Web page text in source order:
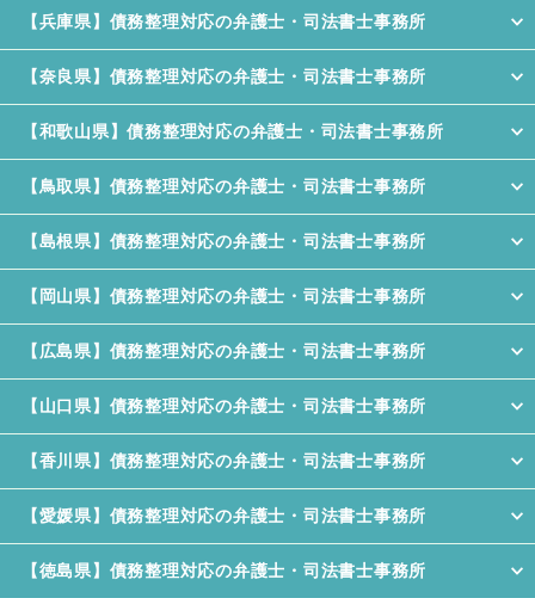
【兵庫県】債務整理対応の弁護士・司法書士事務所
【奈良県】債務整理対応の弁護士・司法書士事務所
【和歌山県】債務整理対応の弁護士・司法書士事務所
【鳥取県】債務整理対応の弁護士・司法書士事務所
【島根県】債務整理対応の弁護士・司法書士事務所
【岡山県】債務整理対応の弁護士・司法書士事務所
【広島県】債務整理対応の弁護士・司法書士事務所
【山口県】債務整理対応の弁護士・司法書士事務所
【香川県】債務整理対応の弁護士・司法書士事務所
【愛媛県】債務整理対応の弁護士・司法書士事務所
【徳島県】債務整理対応の弁護士・司法書士事務所